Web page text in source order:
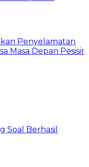
Penyelamatan
Masa Depan Pesisir
Soal Berhasil